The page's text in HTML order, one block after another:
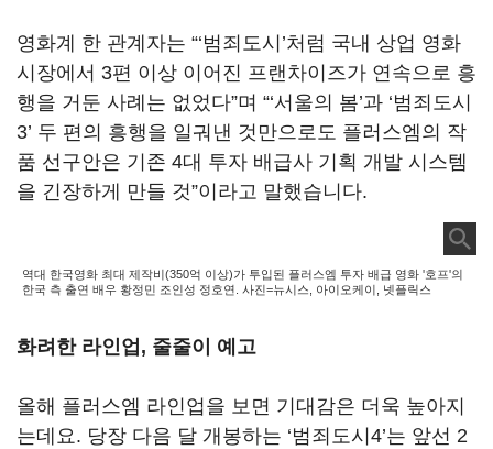
영화계 한 관계자는 “‘범죄도시 ’처럼 국내 상업 영화
시장에서 3편 이상 이어진 프랜차이즈가 연속으로 흥
행을 거둔 사례는 없었다”며 “‘서울의 봄’과 ‘범죄도시
3’ 두 편의 흥행을 일궈낸 것만으로도 플러스엠의 작
품 선구안은 기존 4대 투자 배급사 기획 개발 시스템
을 긴장하게 만들 것”이라고 말했습니다.
역대 한국영화 최대 제작비(350억 이상)가 투입된 플러스엠 투자 배급 영화 '호프'의
한국 측 출연 배우 황정민 조인성 정호연. 사진=뉴시스, 아이오케이, 넷플릭스
화려한 라인업 , 줄줄이 예고
올해 플러스엠 라인업을 보면 기대감은 더욱 높아지
는데요. 당장 다음 달 개봉하는 ‘범죄도시 4’는 앞선 2